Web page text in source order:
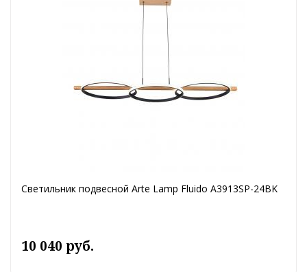
Светильник подвесной Arte Lamp Fluido A3913SP-24BK
10 040 руб.